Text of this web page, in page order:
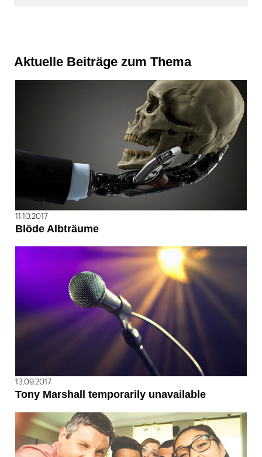
Aktuelle Beiträge zum Thema
11.10.2017
Blöde Albträume
13.09.2017
Tony Marshall temporarily unavailable